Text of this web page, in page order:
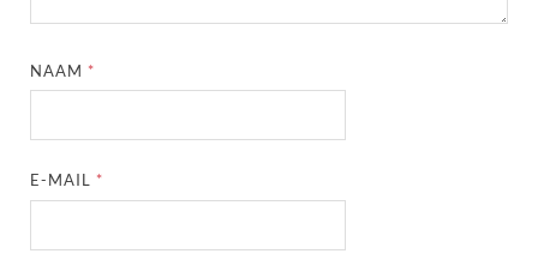
NAAM *
E-MAIL *